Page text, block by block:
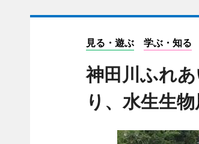
見る・遊ぶ 学ぶ・知る
神田川ふれ
り、水生生